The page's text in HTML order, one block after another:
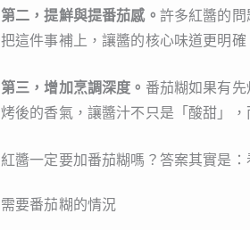
第二，提鮮與提番茄感。 許多紅醬的
把這件事補上，讓醬的核心味道更明確
第三，增加烹調深度。 番茄糊如果有
烤後的香氣，讓醬汁不只是「酸甜」，
紅醬一定要加番茄糊嗎？答案其實是
需要番茄糊的情況